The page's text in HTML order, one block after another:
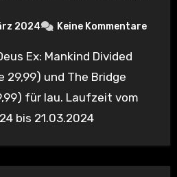
2024 Keine Kommentare
29,99) und The Bridge
für lau. Laufzeit vom
bis 21.03.2024